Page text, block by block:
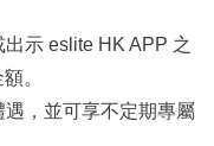
示 eslite HK APP 之
。
，並可享不定期專屬